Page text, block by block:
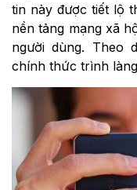
tin này được tiết lộ
nền tảng mạng xã
người dùng. Theo
chính thức trình